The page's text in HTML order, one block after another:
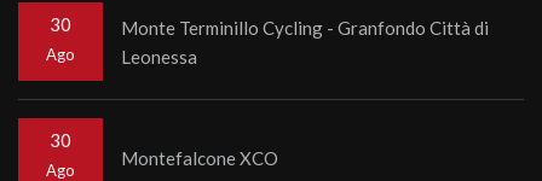
30
Ago
Monte Terminillo Cycling - Granfondo Città di
Leonessa
30
Ago
Montefalcone XCO